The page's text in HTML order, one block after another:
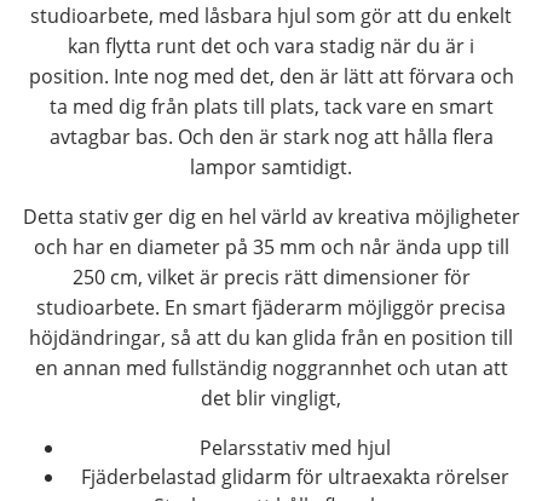
studioarbete, med låsbara hjul som gör att du enkelt
kan flytta runt det och vara stadig när du är i
position. Inte nog med det, den är lätt att förvara och
ta med dig från plats till plats, tack vare en smart
avtagbar bas. Och den är stark nog att hålla flera
lampor samtidigt.
Detta stativ ger dig en hel värld av kreativa möjligheter
och har en diameter på 35 mm och når ända upp till
250 cm, vilket är precis rätt dimensioner för
studioarbete. En smart fjäderarm möjliggör precisa
höjdändringar, så att du kan glida från en position till
en annan med fullständig noggrannhet och utan att
det blir vingligt,
Pelarsstativ med hjul
Fjäderbelastad glidarm för ultraexakta rörelser